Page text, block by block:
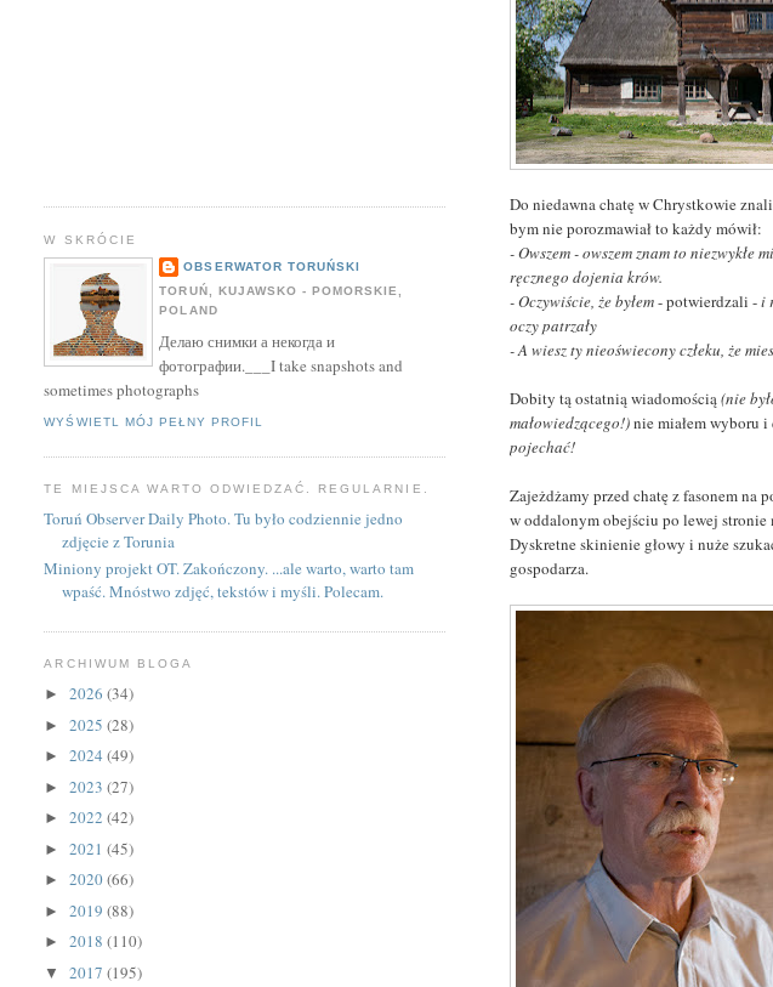
Do niedawna chatę w Chrystkowie
bym nie porozmawiał to każdy mówił:
- Owszem - owszem znam to niezwykłe
ręcznego dojenia krów.
- Oczywiście, że byłem- potwierdzali -i
oczy patrzały
- A wiesz ty nieoświecony człeku, że
Dobity tą ostatnią wiadomością(nie
małowiedzącego!)nie miałem wyboru
pojechać!
Zajeżdżamy przed chatę z fasonem na
w oddalonym obejściu po lewej stronie
Dyskretne skinienie głowy i nuże
gospodarza.
W SKRÓCIE
OBSERWATOR TORUŃSKI
TORUŃ, KUJAWSKO - POMORSKIE,
POLAND
Делаю снимки а некогда и
фотографии.___I take snapshots and
sometimes photographs
WYŚWIETL MÓJ PEŁNY PROFIL
TE MIEJSCA WARTO ODWIEDZAĆ. REGULARNIE.
Toruń Observer Daily Photo. Tu było codziennie jedno
zdjęcie z Torunia
Miniony projekt OT. Zakończony. ...ale warto, warto tam
wpaść. Mnóstwo zdjęć, tekstów i myśli. Polecam.
ARCHIWUM BLOGA
►2026(34)
►2025(28)
►2024(49)
►2023(27)
►2022(42)
►2021(45)
►2020(66)
►2019(88)
►2018(110)
▼2017(195)